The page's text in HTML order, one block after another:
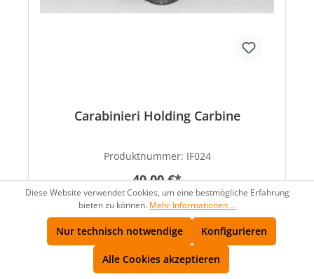
Carabinieri Holding Carbine
Produktnummer: IF024
40,00 €*
Diese Website verwendet Cookies, um eine bestmögliche Erfahrung
bieten zu können. Mehr Informationen ...
Nur technisch notwendige Konfigurieren
Alle Cookies akzeptieren